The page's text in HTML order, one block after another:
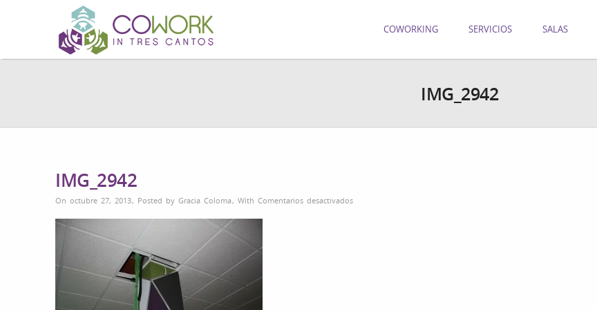
COWORKING SERVICIOS SALAS
IMG_2942
IMG_2942
On octubre 27, 2013, Posted by Gracia Coloma, With Comentarios desactivadosen